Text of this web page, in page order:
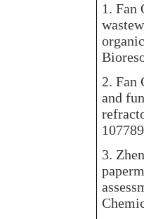
1. Fan
2. Fan
and
3.